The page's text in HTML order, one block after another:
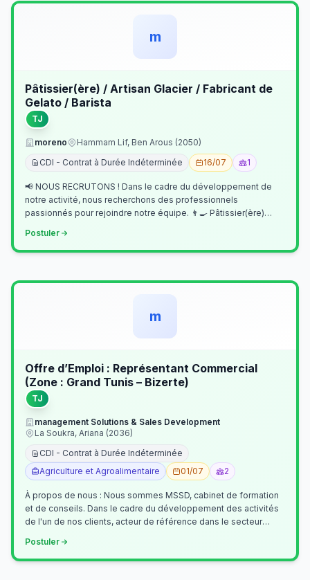
m
Pâtissier(ère) / Artisan Glacier / Fabricant de
Gelato / Barista
TJ
moreno
Hammam Lif, Ben Arous (2050)
CDI - Contrat à Durée Indéterminée
16/07 1
📢 NOUS RECRUTONS ! Dans le cadre du développement de
notre activité, nous recherchons des professionnels
passionnés pour rejoindre notre équipe. 👨‍🍳 Pâtissier(ère)
Postuler
m
Offre d’Emploi : Représentant Commercial
(Zone : Grand Tunis – Bizerte)
TJ
management Solutions & Sales Development
La Soukra, Ariana (2036)
CDI - Contrat à Durée Indéterminée
Agriculture et Agroalimentaire
01/07 2
À propos de nous : Nous sommes MSSD, cabinet de formation
et de conseils. Dans le cadre du développement des activités
de l'un de nos clients, acteur de référence dans le secteur
Postuler